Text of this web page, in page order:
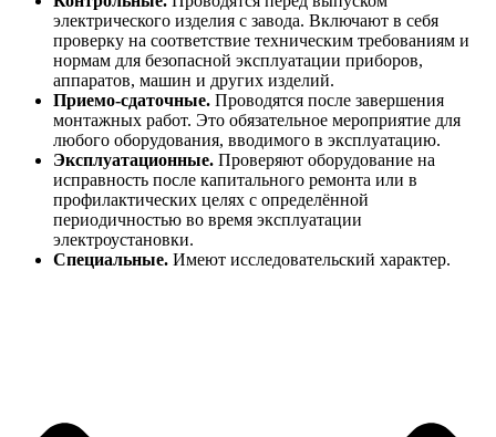
электрического изделия с завода. Включают в себя
проверку на соответствие техническим требованиям и
нормам для безопасной эксплуатации приборов,
аппаратов, машин и других изделий.
Приемо-сдаточные. Проводятся после завершения
монтажных работ. Это обязательное мероприятие для
любого оборудования, вводимого в эксплуатацию.
Эксплуатационные. Проверяют оборудование на
исправность после капитального ремонта или в
профилактических целях с определённой
периодичностью во время эксплуатации
электроустановки.
Специальные. Имеют исследовательский характер.